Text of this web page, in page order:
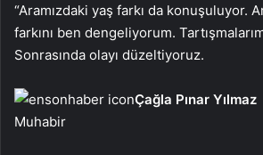
“Aramızdaki yaş farkı da konuşuluyor.
farkını ben dengeliyorum.
Sonrasında olayı düzeltiyoruz.
Çağla Pınar Yılmaz
Muhabir